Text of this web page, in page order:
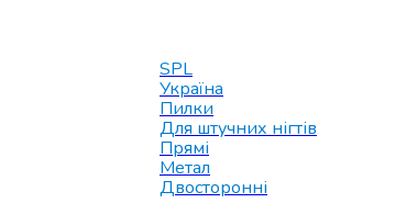
SPL
Україна
Пилки
Для штучних нігтів
Прямі
Метал
Двосторонні